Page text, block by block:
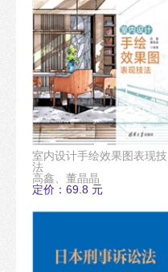
室内设计手绘效果图表现技
法
高鑫、董晶晶
定价：69.8 元